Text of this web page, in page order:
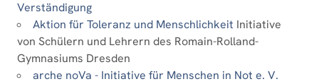
Verständigung
Aktion für Toleranz und Menschlichkeit Initiative
von Schülern und Lehrern des Romain-Rolland-
Gymnasiums Dresden
arche noVa - Initiative für Menschen in Not e. V.